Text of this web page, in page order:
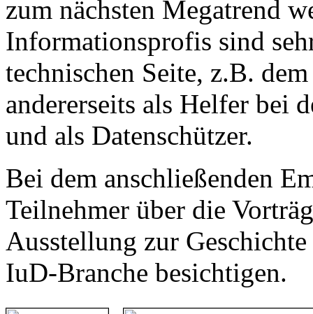
zum nächsten Megatrend
Informationsprofis sind
technischen Seite, z.B.
andererseits als Helfer bei
und als Datenschützer.
Bei dem anschließenden
Teilnehmer über die
Ausstellung zur
IuD-Branche besichtigen.